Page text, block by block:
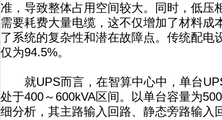
准，导致整体占用空间较大。同时，低压
需要耗费大量电缆，这不仅增加了材料成
了系统的复杂性和潜在故障点。传统配电
仅为94.5%。
就UPS而言，在智算中心中，单台
处于400～600kVA区间。以单台容量为
细分析，其主路输入回路、静态旁路输入